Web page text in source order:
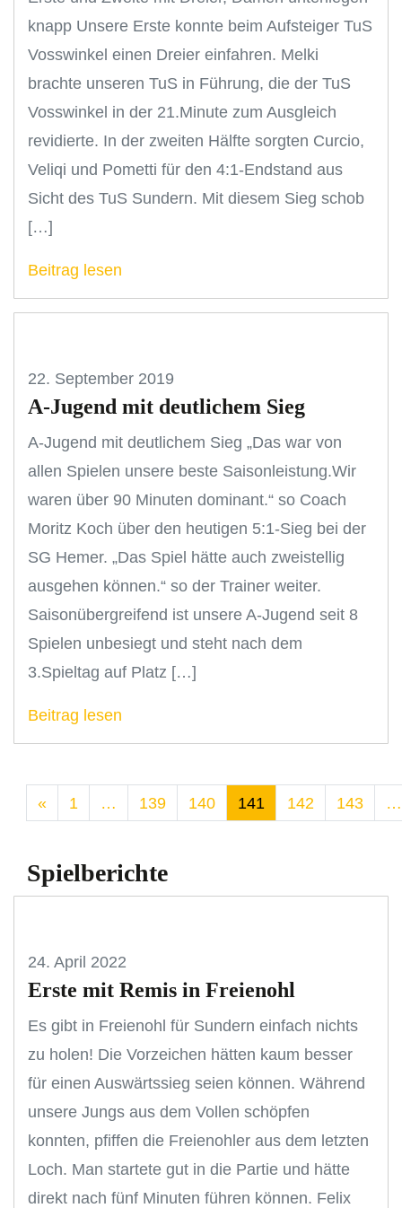
knapp Unsere Erste konnte beim Aufsteiger TuS
Vosswinkel einen Dreier einfahren. Melki
brachte unseren TuS in Führung, die der TuS
Vosswinkel in der 21.Minute zum Ausgleich
revidierte. In der zweiten Hälfte sorgten Curcio,
Veliqi und Pometti für den 4:1-Endstand aus
Sicht des TuS Sundern. Mit diesem Sieg schob
[…]
Beitrag lesen
22. September 2019
A-Jugend mit deutlichem Sieg
A-Jugend mit deutlichem Sieg „Das war von
allen Spielen unsere beste Saisonleistung.Wir
waren über 90 Minuten dominant.“ so Coach
Moritz Koch über den heutigen 5:1-Sieg bei der
SG Hemer. „Das Spiel hätte auch zweistellig
ausgehen können.“ so der Trainer weiter.
Saisonübergreifend ist unsere A-Jugend seit 8
Spielen unbesiegt und steht nach dem
3.Spieltag auf Platz […]
Beitrag lesen
« 1 … 139 140 141 142 143 …
Spielberichte
24. April 2022
Erste mit Remis in Freienohl
Es gibt in Freienohl für Sundern einfach nichts
zu holen! Die Vorzeichen hätten kaum besser
für einen Auswärtssieg seien können. Während
unsere Jungs aus dem Vollen schöpfen
konnten, pfiffen die Freienohler aus dem letzten
Loch. Man startete gut in die Partie und hätte
direkt nach fünf Minuten führen können. Felix